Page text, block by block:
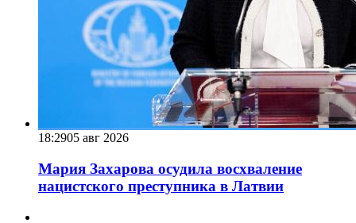
18:2905 авг 2026
Мария Захарова осудила восхваление
нацистского преступника в Латвии